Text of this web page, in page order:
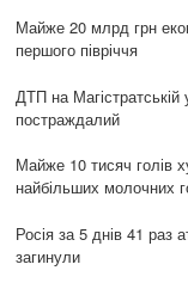
Майже 20 млрд грн
першого півріччя
ДТП на Магістратській
постраждалий
Майже 10 тисяч голів
найбільших молочних
Росія за 5 днів 41 раз
загинули